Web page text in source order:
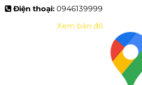
Điện thoại: 0946139999
Xem bản đồ